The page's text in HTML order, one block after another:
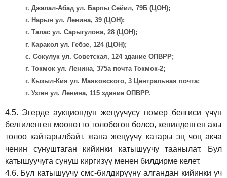
г. Джалал-Абад ул. Барпы Сейил, 79Б (ЦОН);
г. Нарын ул. Ленина, 39 (ЦОН);
г. Талас ул. Сарыгулова, 28 (ЦОН);
г. Каракол ул. Гебзе, 124 (ЦОН);
с. Сокулук ул. Советская, 124 здание ОПВРР;
г. Токмок ул. Ленина, 375а почта Токмок-2;
г. Кызыл-Кия ул. Маяковского, 3 Центральная почта;
г. Узген ул. Ленина, 115 здание ОПВРР.
4.5. Эгерде аукциондун жеңүүчүсү номер белгиси үчүн
белгиленген мөөнөттө төлөбөгөн болсо, кепилденген акы
төлөө кайтарылбайт, жана жеңүүчү катары эң чоң акча
ченин сунуштаган кийинки катышуучу таанылат. Бул
катышуучуга сунуш киргизүү менен билдирме келет.
4.6. Бул катышуучу смс-билдирүүнү алгандан кийинки үч